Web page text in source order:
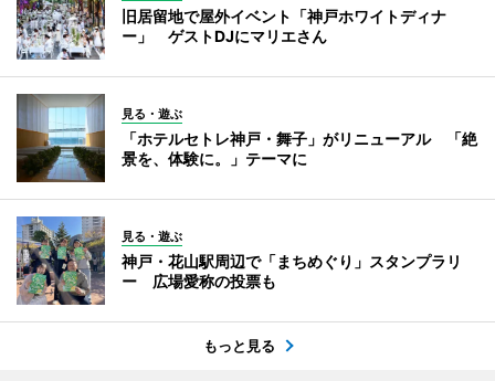
旧居留地で屋外イベント「神戸ホワイトディナ
ー」 ゲストDJにマリエさん
見る・遊ぶ
「ホテルセトレ神戸・舞子」がリニューアル 「絶
景を、体験に。」テーマに
見る・遊ぶ
神戸・花山駅周辺で「まちめぐり」スタンプラリ
ー 広場愛称の投票も
もっと見る